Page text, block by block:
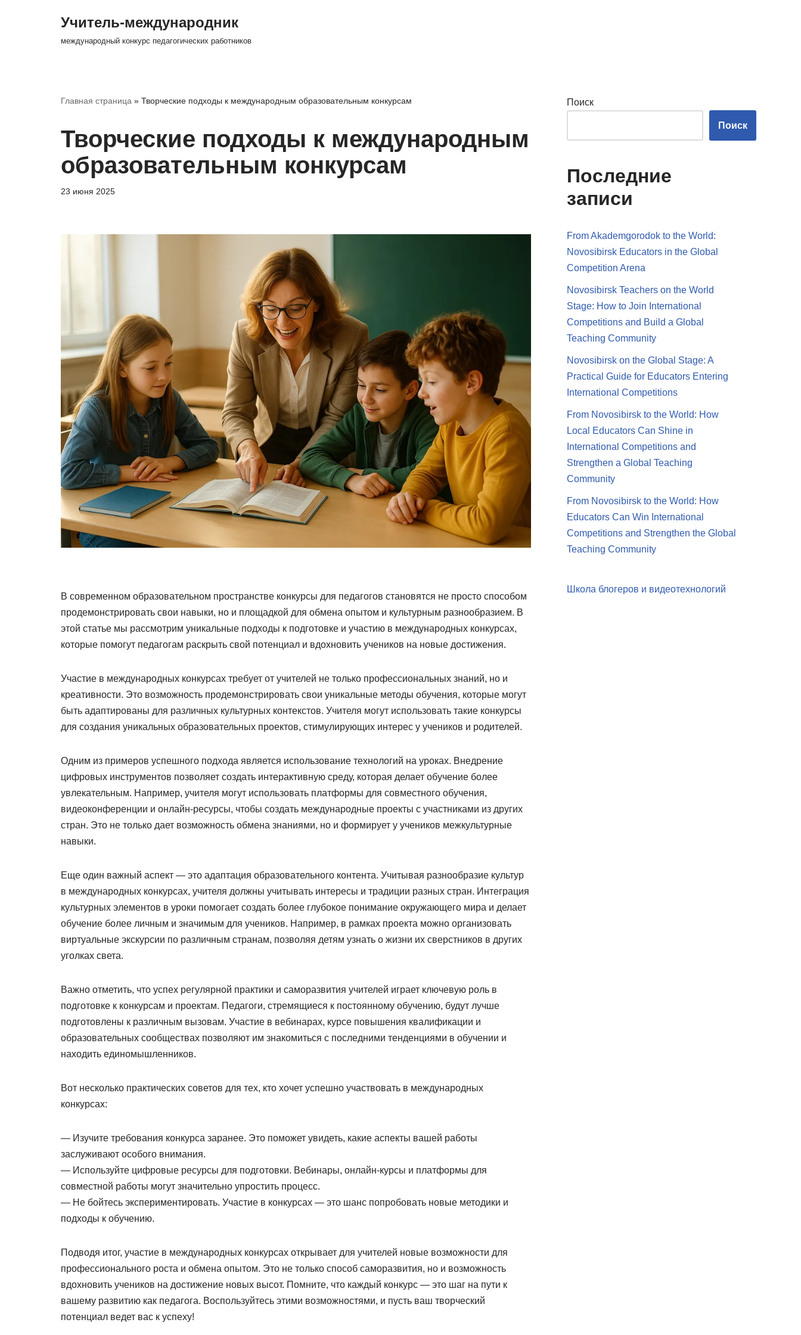
Учитель-международник
международный конкурс педагогических работников
Главная страница » Творческие подходы к международным образовательным конкурсам
Творческие подходы к международным
образовательным конкурсам
23 июня 2025
В современном образовательном пространстве конкурсы для педагогов становятся не просто способом
продемонстрировать свои навыки, но и площадкой для обмена опытом и культурным разнообразием. В
этой статье мы рассмотрим уникальные подходы к подготовке и участию в международных конкурсах,
которые помогут педагогам раскрыть свой потенциал и вдохновить учеников на новые достижения.
Участие в международных конкурсах требует от учителей не только профессиональных знаний, но и
креативности. Это возможность продемонстрировать свои уникальные методы обучения, которые могут
быть адаптированы для различных культурных контекстов. Учителя могут использовать такие конкурсы
для создания уникальных образовательных проектов, стимулирующих интерес у учеников и родителей.
Одним из примеров успешного подхода является использование технологий на уроках. Внедрение
цифровых инструментов позволяет создать интерактивную среду, которая делает обучение более
увлекательным. Например, учителя могут использовать платформы для совместного обучения,
видеоконференции и онлайн-ресурсы, чтобы создать международные проекты с участниками из других
стран. Это не только дает возможность обмена знаниями, но и формирует у учеников межкультурные
навыки.
Еще один важный аспект — это адаптация образовательного контента. Учитывая разнообразие культур
в международных конкурсах, учителя должны учитывать интересы и традиции разных стран. Интеграция
культурных элементов в уроки помогает создать более глубокое понимание окружающего мира и делает
обучение более личным и значимым для учеников. Например, в рамках проекта можно организовать
виртуальные экскурсии по различным странам, позволяя детям узнать о жизни их сверстников в других
уголках света.
Важно отметить, что успех регулярной практики и саморазвития учителей играет ключевую роль в
подготовке к конкурсам и проектам. Педагоги, стремящиеся к постоянному обучению, будут лучше
подготовлены к различным вызовам. Участие в вебинарах, курсе повышения квалификации и
образовательных сообществах позволяют им знакомиться с последними тенденциями в обучении и
находить единомышленников.
Вот несколько практических советов для тех, кто хочет успешно участвовать в международных
конкурсах:
— Изучите требования конкурса заранее. Это поможет увидеть, какие аспекты вашей работы
заслуживают особого внимания.
— Используйте цифровые ресурсы для подготовки. Вебинары, онлайн-курсы и платформы для
совместной работы могут значительно упростить процесс.
— Не бойтесь экспериментировать. Участие в конкурсах — это шанс попробовать новые методики и
подходы к обучению.
Подводя итог, участие в международных конкурсах открывает для учителей новые возможности для
профессионального роста и обмена опытом. Это не только способ саморазвития, но и возможность
вдохновить учеников на достижение новых высот. Помните, что каждый конкурс — это шаг на пути к
вашему развитию как педагога. Воспользуйтесь этими возможностями, и пусть ваш творческий
потенциал ведет вас к успеху!
Поиск
Поиск
Последние
записи
From Akademgorodok to the World:
Novosibirsk Educators in the Global
Competition Arena
Novosibirsk Teachers on the World
Stage: How to Join International
Competitions and Build a Global
Teaching Community
Novosibirsk on the Global Stage: A
Practical Guide for Educators Entering
International Competitions
From Novosibirsk to the World: How
Local Educators Can Shine in
International Competitions and
Strengthen a Global Teaching
Community
From Novosibirsk to the World: How
Educators Can Win International
Competitions and Strengthen the Global
Teaching Community
Школа блогеров и видеотехнологий